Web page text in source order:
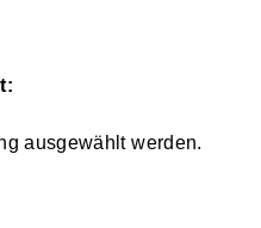
ausgewählt werden.